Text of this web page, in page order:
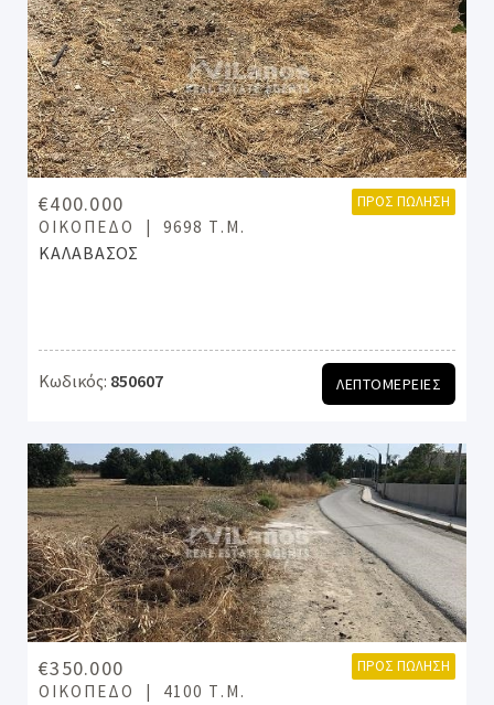
€400.000 ΠΡΟΣ ΠΏΛΗΣΗ
ΟΙΚΌΠΕΔΟ 9698 Τ.Μ.
ΚΑΛΑΒΑΣΟΣ
Κωδικός: 850607 ΛΕΠΤΟΜΕΡΕΙΕΣ
€350.000 ΠΡΟΣ ΠΏΛΗΣΗ
ΟΙΚΌΠΕΔΟ 4100 Τ.Μ.